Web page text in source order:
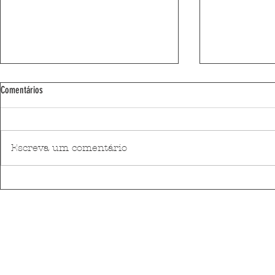
Comentários
Escreva um comentário